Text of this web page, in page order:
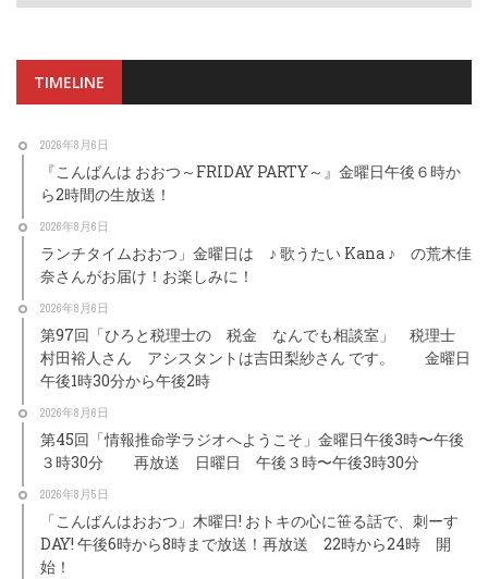
TIMELINE
2026年8月6日
『こんばんは おおつ～FRIDAY PARTY～』金曜日午後６時か
ら2時間の生放送！
2026年8月6日
ランチタイムおおつ」金曜日は ♪ 歌うたい Kana ♪ の荒木佳
奈さんがお届け！お楽しみに！
2026年8月6日
第97回「ひろと税理士の 税金 なんでも相談室」 税理士
村田裕人さん アシスタントは吉田梨紗さん です。 金曜日
午後1時30分から午後2時
2026年8月6日
第45回「情報推命学ラジオへようこそ」金曜日午後3時〜午後
３時30分 再放送 日曜日 午後３時〜午後3時30分
2026年8月5日
「こんばんはおおつ」木曜日! おトキの心に笹る話で、刺ーす
DAY! 午後6時から8時まで放送！再放送 22時から24時 開
始！